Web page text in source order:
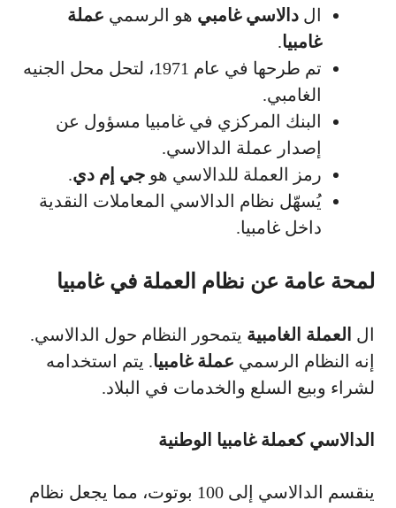
ال دالاسي غامبي هو الرسمي عملة
غامبيا.
تم طرحها في عام 1971، لتحل محل الجنيه
الغامبي.
البنك المركزي في غامبيا مسؤول عن
إصدار عملة الدالاسي.
رمز العملة للدالاسي هو جي إم دي.
يُسهّل نظام الدالاسي المعاملات النقدية
داخل غامبيا.
لمحة عامة عن نظام العملة في غامبيا
ال العملة الغامبية يتمحور النظام حول الدالاسي.
إنه النظام الرسمي عملة غامبيا. يتم استخدامه
لشراء وبيع السلع والخدمات في البلاد.
الدالاسي كعملة غامبيا الوطنية
ينقسم الدالاسي إلى 100 بوتوت، مما يجعل نظام